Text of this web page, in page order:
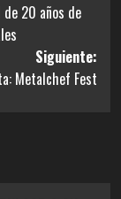
de 20 años de
Siguiente:
Metalchef Fest